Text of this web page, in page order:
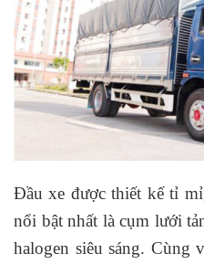
Đầu xe được thiết kế tỉ
nổi bật nhất là cụm lưới
halogen siêu sáng.